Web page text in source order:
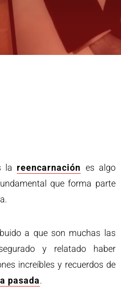
la reencarnación es algo
que forma parte
a que son muchas las
y relatado haber
increíbles y recuerdos de
pasada.